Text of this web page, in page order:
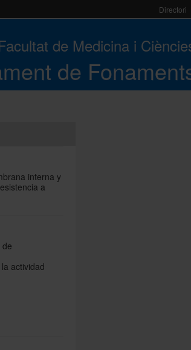
Directori
de Medicina i
de
interna y
a
actividad